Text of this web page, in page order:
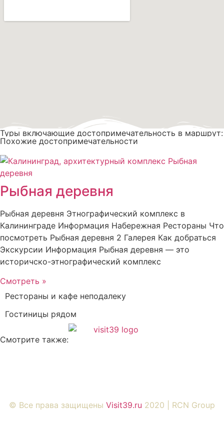
Туры включающие достопримечательность в маршрут:
Похожие достопримечательности
Рыбная деревня
Рыбная деревня Этнографический комплекс в
Калининграде Информация Набережная Рестораны Что
посмотреть Рыбная деревня 2 Галерея Как добраться
Экскурсии Информация Рыбная деревня — это
историчско-этнографический комплекс
Смотреть »
Рестораны и кафе неподалеку
Гостиницы рядом
Смотрите также:
© Все права защищены Visit39.ru 2020 | RCN Group